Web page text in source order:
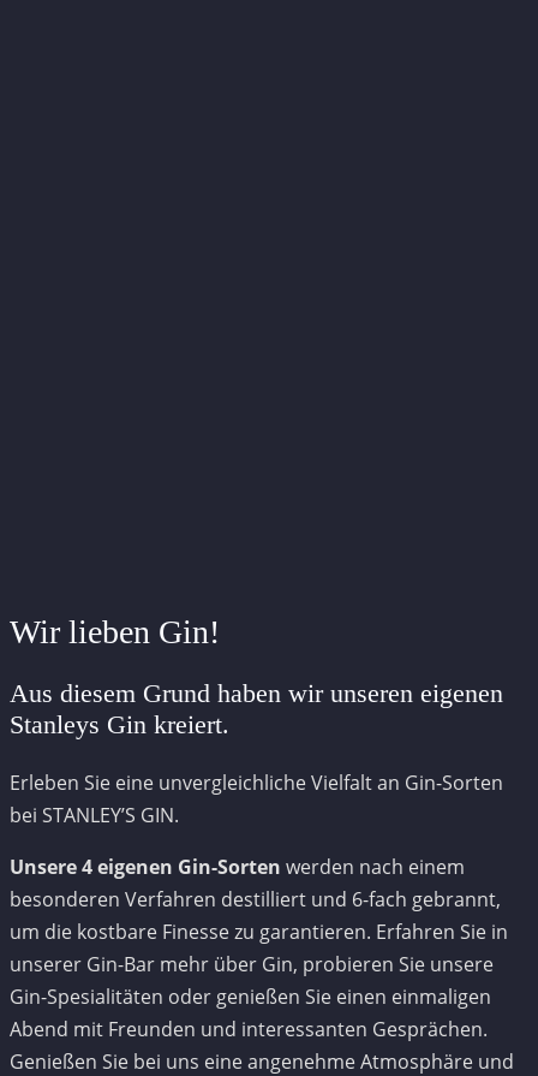
Wir lieben Gin!
Aus diesem Grund haben wir unseren eigenen
Stanleys Gin kreiert.
Erleben Sie eine unvergleichliche Vielfalt an Gin-Sorten
bei STANLEY’S GIN.
Unsere 4 eigenen Gin-Sorten werden nach einem
besonderen Verfahren destilliert und 6-fach gebrannt,
um die kostbare Finesse zu garantieren. Erfahren Sie in
unserer Gin-Bar mehr über Gin, probieren Sie unsere
Gin-Spesialitäten oder genießen Sie einen einmaligen
Abend mit Freunden und interessanten Gesprächen.
Genießen Sie bei uns eine angenehme Atmosphäre und